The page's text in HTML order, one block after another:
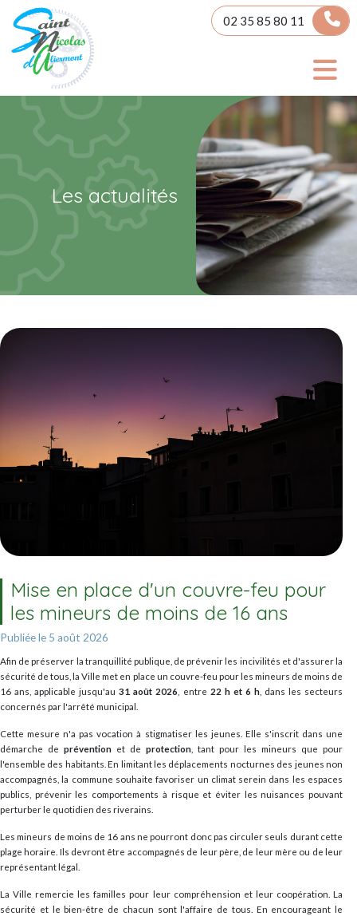
02 35 85 80 11
Les actualités
Mise en place d'un couvre-feu pour
les mineurs de moins de 16 ans
Publiée le 5 août 2026
Afin de préserver la tranquillité publique, de prévenir les incivilités et d'assurer la
sécurité de tous, la Ville met en place un couvre-feu pour les mineurs de moins de
16 ans, applicable jusqu'au31 août 2026 , entre 22 h et 6 h, dans les secteurs
concernés par l'arrêté municipal.
Cette mesure n'a pas vocation à stigmatiser les jeunes. Elle s'inscrit dans une
démarche deprévention et deprotection , tant pour les mineurs que pour
l'ensemble des habitants. En limitant les déplacements nocturnes des jeunes non
accompagnés, la commune souhaite favoriser un climat serein dans les espaces
publics, prévenir les comportements à risque et éviter les nuisances pouvant
perturber le quotidien des riverains.
Les mineurs de moins de 16 ans ne pourront donc pas circuler seuls durant cette
plage horaire. Ils devront être accompagnés de leur père, de leur mère ou de leur
représentant légal.
La Ville remercie les familles pour leur compréhension et leur coopération. La
sécurité et le bien-être de chacun sont l'affaire de tous. En encourageant le
Panneau de gestion des cookies